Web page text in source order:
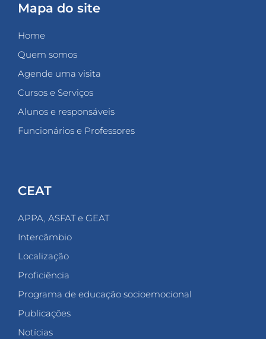
Mapa do site
Home
Quem somos
Agende uma visita
Cursos e Serviços
Alunos e responsáveis
Funcionários e Professores
CEAT
APPA, ASFAT e GEAT
Intercâmbio
Localização
Proficiência
Programa de educação socioemocional
Publicações
Notícias